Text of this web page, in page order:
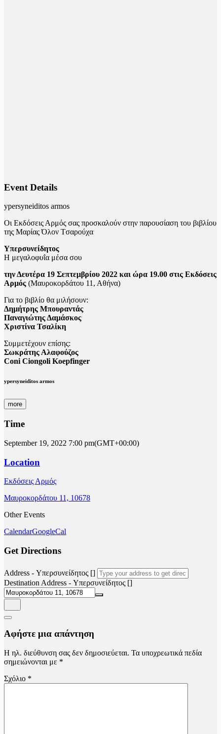
Event Details
ypersyneiditos armos
Οι Εκδόσεις Αρμός σας προσκαλούν στην παρουσίαση του βιβλίου
της Μαρίας Όλον Tσαρούχα
Υπερσυνείδητος
Η μεγαλοφυΐα μέσα σου
την Δευτέρα 19 Σεπτεμβρίου 2022 και ώρα 19.00 στις Εκδόσεις
Αρμός (Μαυροκορδάτου 11, Αθήνα)
Για το βιβλίο θα μιλήσουν:
Δημήτρης Μπουραντάς
Παναγιώτης Δαμάσκος
Χριστίνα Τσαλίκη
Συμμετέχουν επίσης:
Σωκράτης Αλαφούζος
Coni Ciongoli Koepfinger
ypersyneiditos armos
more
Time
September 19, 2022 7:00 pm(GMT+00:00)
Location
Εκδόσεις Αρμός
Μαυροκορδάτου 11, 10678
Other Events
CalendarGoogleCal
Get Directions
Address - Υπερσυνείδητος []
Destination Address - Υπερσυνείδητος []
Αφήστε μια απάντηση
Η ηλ. διεύθυνση σας δεν δημοσιεύεται. Τα υποχρεωτικά πεδία
σημειώνονται με *
Σχόλιο *